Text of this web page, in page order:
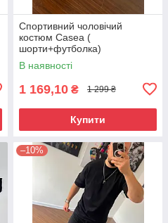
Спортивний чоловічий
костюм Casea (
шорти+футболка)
В наявності
1 169,10 ₴ 1 299 ₴
Купити
–10%